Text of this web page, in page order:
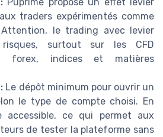
traders expérimentés comme
le trading avec levier
surtout sur les CFD
forex, indices et matières
Le dépôt minimum pour ouvrir un
le type de compte choisi. En
accessible, ce qui permet aux
de tester la plateforme sans